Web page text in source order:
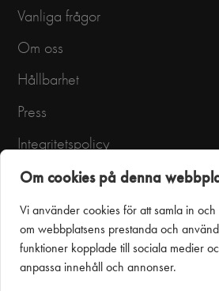
Vanliga frågor
Om oss
Hållbarhet
Press
Integritetspolicy
Användarvillkor
Om cookies på denna
Vi använder cookies för att samla in
om webbplatsens prestanda och
funktioner kopplade till sociala medier
anpassa innehåll och annonser.